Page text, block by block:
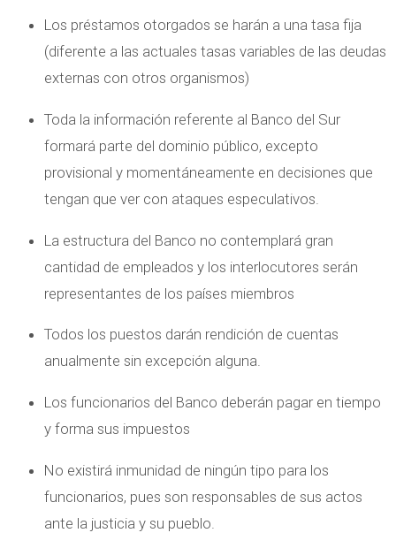
Los préstamos otorgados se harán a una tasa fija
(diferente a las actuales tasas variables de las deudas
externas con otros organismos)
Toda la información referente al Banco del Sur
formará parte del dominio público, excepto
provisional y momentáneamente en decisiones que
tengan que ver con ataques especulativos.
La estructura del Banco no contemplará gran
cantidad de empleados y los interlocutores serán
representantes de los países miembros
Todos los puestos darán rendición de cuentas
anualmente sin excepción alguna.
Los funcionarios del Banco deberán pagar en tiempo
y forma sus impuestos
No existirá inmunidad de ningún tipo para los
funcionarios, pues son responsables de sus actos
ante la justicia y su pueblo.